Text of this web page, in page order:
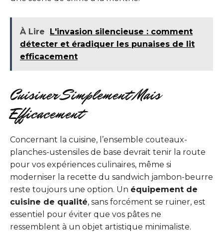
À Lire
L'invasion silencieuse : comment
détecter et éradiquer les punaises de lit
efficacement
Cuisiner Simplement Mais
Efficacement
Concernant la cuisine, l’ensemble couteaux-
planches-ustensiles de base devrait tenir la route
pour vos expériences culinaires, même si
moderniser la recette du sandwich jambon-beurre
reste toujours une option. Un équipement de
cuisine de qualité, sans forcément se ruiner, est
essentiel pour éviter que vos pâtes ne
ressemblent à un objet artistique minimaliste.